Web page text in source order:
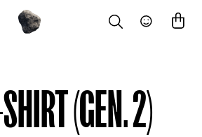
Search Community
(GEN. 2)